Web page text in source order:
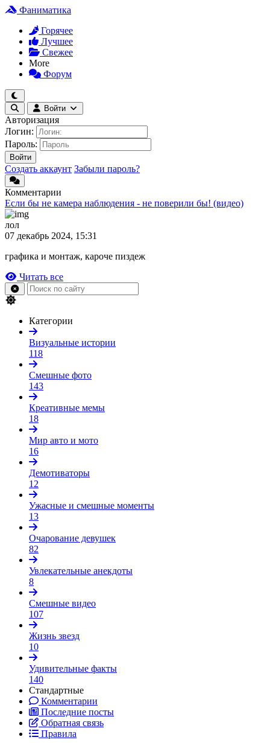
Фаниматика
Горячее
Лучшее
Свежее
More
Форум
Войти
Авторизация
Логин:
Пароль:
Войти
Создать аккаунт Забыли пароль?
Комментарии
Если бы не камера наблюдения - не поверили бы! (видео)
лол
07 декабрь 2024, 15:31
графика и монтаж, кароче пиздеж
Читать все
Категории
Визуальные истории
118
Смешные фото
143
Креативные мемы
18
Мир авто и мото
16
Демотиваторы
12
Ужасные и смешные моменты
13
Очарование девушек
82
Увлекательные анекдоты
8
Смешные видео
107
Жизнь звезд
10
Удивительные факты
140
Стандартные
Комментарии
Последние посты
Обратная связь
Правила